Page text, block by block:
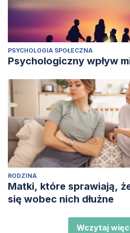
PSYCHOLOGIA SPOŁECZNA
Psychologiczny wpływ
RODZINA
Matki, które sprawiają,
się wobec nich dłużne
Wczytaj